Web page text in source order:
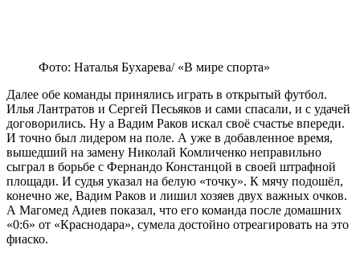
Фото: Наталья Бухарева/ «В мире спорта»
Далее обе команды принялись играть в открытый футбол.
Илья Лантратов и Сергей Песьяков и сами спасали, и с удачей
договорились. Ну а Вадим Раков искал своё счастье впереди.
И точно был лидером на поле. А уже в добавленное время,
вышедший на замену Николай Комличенко неправильно
сыграл в борьбе с Фернандо Констанцой в своей штрафной
площади. И судья указал на белую «точку». К мячу подошёл,
конечно же, Вадим Раков и лишил хозяев двух важных очков.
А Магомед Адиев показал, что его команда после домашних
«0:6» от «Краснодара», сумела достойно отреагировать на это
фиаско.